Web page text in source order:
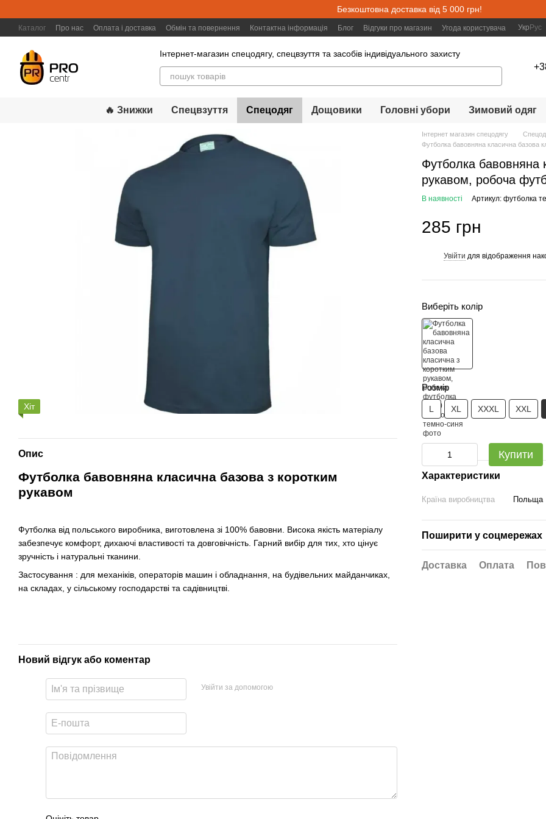
Безкоштовна доставка від 5 000 грн!
Каталог Про нас Оплата і доставка Обмін та повернення Контактна інформація Блог Відгуки про магазин Угода користувача Укр Рус
Інтернет-магазин спецодягу, спецвзуття та засобів індивідуального захисту
🔥 Знижки Спецвзуття Спецодяг Дощовики Головні убори Зимовий одяг
Хіт
Опис
Футболка бавовняна класична базова з коротким
рукавом
Футболка від польського виробника, виготовлена зі 100% бавовни. Висока якість матеріалу
забезпечує комфорт, дихаючі властивості та довговічність. Гарний вибір для тих, хто цінує
зручність і натуральні тканини.
Застосування : для механіків, операторів машин і обладнання, на будівельних майданчиках,
на складах, у сільському господарстві та садівництві.
Новий відгук або коментар
Увійти за допомогою
Інтернет магазин спецодягу
Футболка бавовняна класична базова
Футболка бавовняна
рукавом, робоча
В наявності Артикул: футболка
285 грн
Увійти для відображення
Виберіть колір
Розмір
L XL XXXL XXL
Купити
Характеристики
Країна виробництва Польща
Поширити у соцмережах
Доставка Оплата